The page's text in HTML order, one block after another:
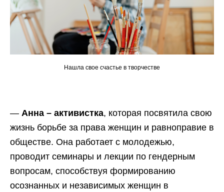
Нашла свое счастье в творчестве
— Анна – активистка, которая посвятила свою
жизнь борьбе за права женщин и равноправие в
обществе. Она работает с молодежью,
проводит семинары и лекции по гендерным
вопросам, способствуя формированию
осознанных и независимых женщин в